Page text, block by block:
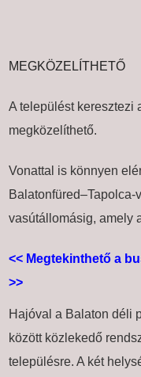
MEGKÖZELÍTHETŐ
A települést keresztezi
megközelíthető.
Vonattal is könnyen
Balatonfüred–Tapolca-
vasútállomásig, amely
<< Megtekinthető a
>>
Hajóval a Balaton déli
között közlekedő
településre. A két